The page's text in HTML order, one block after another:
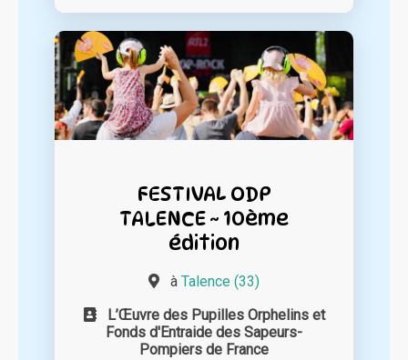
FESTIVAL ODP
TALENCE ~ 10ème
édition
à Talence (33)
L’Œuvre des Pupilles Orphelins et
Fonds d'Entraide des Sapeurs-
Pompiers de France